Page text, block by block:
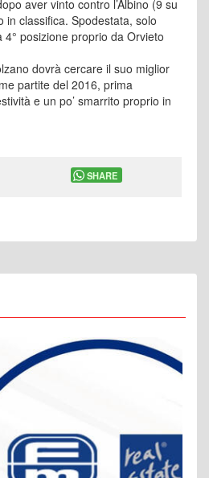
aver vinto contro l’Albino (9 su
in classifica. Spodestata, solo
4° posizione proprio da Orvieto
dovrà cercare il suo miglior
partite del 2016, prima
e un po’ smarrito proprio in
SHARE